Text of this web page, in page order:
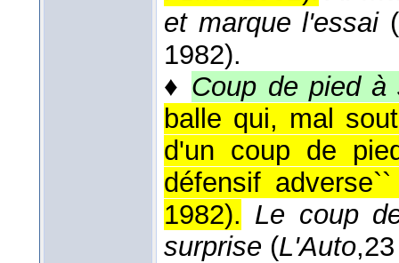
et marque l'essai(
1982).
♦ Coup de pied à
balle qui, mal
d'un coup de
défensif
1982). Le coup
surprise (L'Auto,